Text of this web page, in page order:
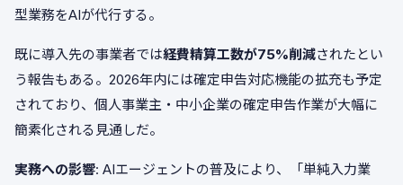
型業務をAIが代行する。
既に導入先の事業者では経費精算工数が75%削減されたとい
う報告もある。2026年内には確定申告対応機能の拡充も予定
されており、個人事業主・中小企業の確定申告作業が大幅に
簡素化される見通しだ。
実務への影響: AIエージェントの普及により、「単純入力業